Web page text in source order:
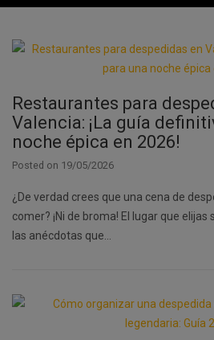
Restaurantes para
Valencia: ¡La guía
noche épica en 2026!
Posted on 19/05/2026
¿De verdad crees que una cena de
comer? ¡Ni de broma! El lugar que
las anécdotas que…